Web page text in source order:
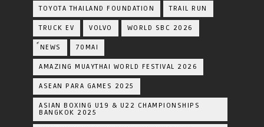
TOYOTA​ THAILAND​ FOUNDATION TRAIL RUN
TRUCK EV VOLVO WORLD SBC 2026
์NEWS 70MAI
AMAZING MUAYTHAI WORLD FESTIVAL 2026
ASEAN PARA GAMES 2025
ASIAN BOXING U19 & U22 CHAMPIONSHIPS
BANGKOK 2025